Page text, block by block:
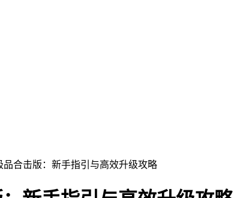
品合击版：新手指引与高效升级攻略